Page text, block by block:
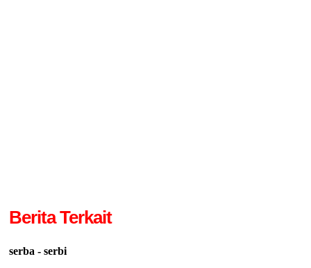
Berita Terkait
serba - serbi